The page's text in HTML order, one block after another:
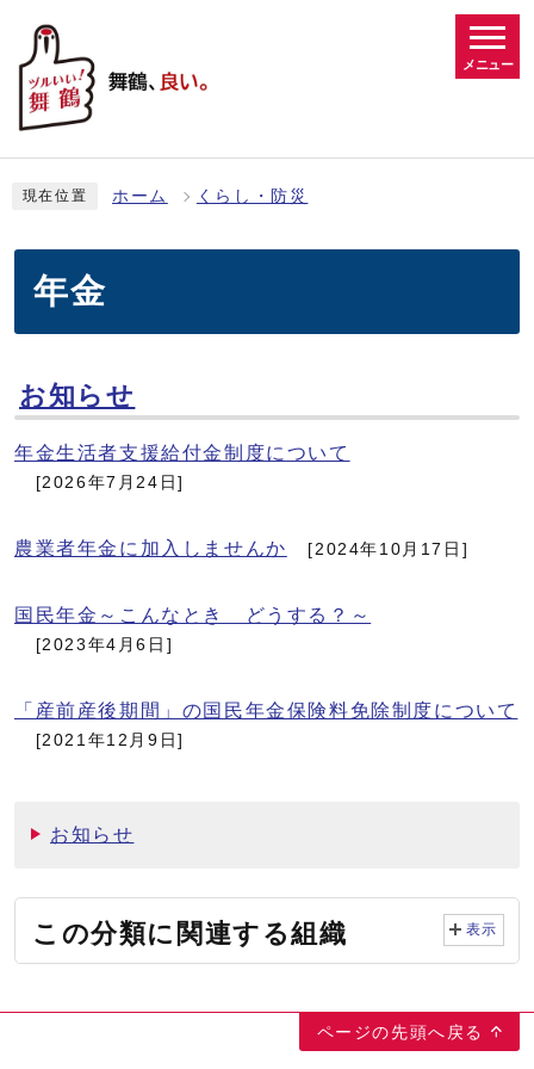
メニュー
現在位置 ホーム くらし・防災
年金
お知らせ
年金生活者支援給付金制度について
[2026年7月24日]
農業者年金に加入しませんか [2024年10月17日]
国民年金～こんなとき どうする？～
[2023年4月6日]
「産前産後期間」の国民年金保険料免除制度について
[2021年12月9日]
お知らせ
この分類に関連する組織 表示
ページの先頭へ戻る